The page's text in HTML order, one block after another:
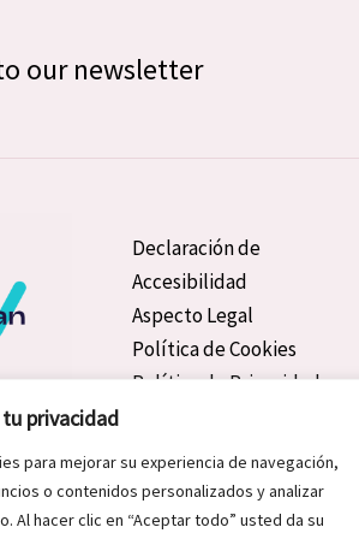
privacidad
para mejorar su experiencia de navegación,
o contenidos personalizados y analizar
Al hacer clic en “Aceptar todo” usted da su
our newsletter
Declaración de
Accesibilidad
Aspecto Legal
Política de Cookies
Política de Privacidad
Morgan | Powered by Dicky Morgan